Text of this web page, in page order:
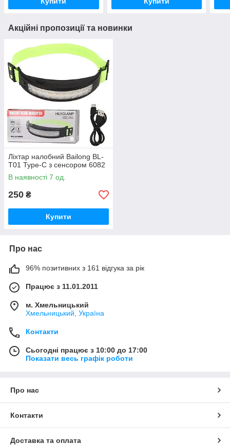
Акційні пропозиції та новинки
Ліхтар налобний Bailong BL-
T01 Type-C з сенсором 6082
В наявності 7 од.
250 ₴
Купити
Про нас
96% позитивних з 161 відгука за рік
Працює з 11.01.2011
м. Хмельницький
Хмельницький, Україна
Контакти
Сьогодні працює з 10:00 до 17:00
Показати весь графік роботи
Про нас
Контакти
Доставка та оплата